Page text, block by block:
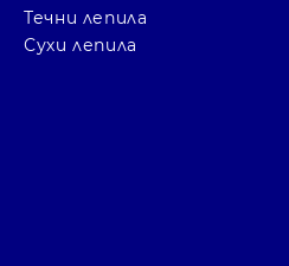
Течни лепила
Сухи лепила